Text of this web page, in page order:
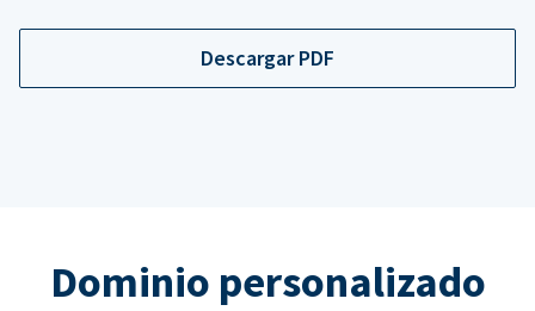
Descargar PDF
Dominio personalizado